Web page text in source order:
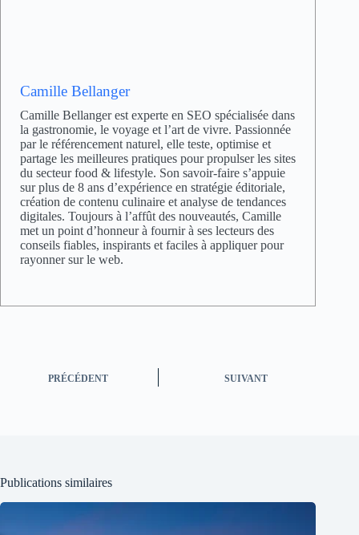
Camille Bellanger
Camille Bellanger est experte en SEO spécialisée dans
la gastronomie, le voyage et l’art de vivre. Passionnée
par le référencement naturel, elle teste, optimise et
partage les meilleures pratiques pour propulser les sites
du secteur food & lifestyle. Son savoir-faire s’appuie
sur plus de 8 ans d’expérience en stratégie éditoriale,
création de contenu culinaire et analyse de tendances
digitales. Toujours à l’affût des nouveautés, Camille
met un point d’honneur à fournir à ses lecteurs des
conseils fiables, inspirants et faciles à appliquer pour
rayonner sur le web.
PRÉCÉDENT SUIVANT
Publications similaires